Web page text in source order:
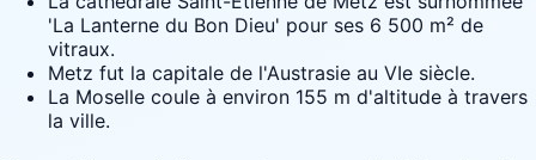
'La Lanterne du Bon Dieu' pour ses 6 500 m² de
vitraux.
Metz fut la capitale de l'Austrasie au VIe siècle.
La Moselle coule à environ 155 m d'altitude à travers
la ville.